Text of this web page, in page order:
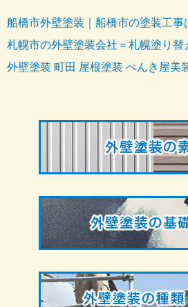
船橋市外壁塗装｜船橋市の塗装工事
札幌市の外壁塗装会社＝札幌塗り替
外壁塗装 町田 屋根塗装 ぺんき屋美